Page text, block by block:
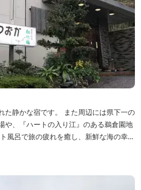
た静かな宿です。 また周辺には県下一の
や、『ハートの入り江』のある鵜倉園地
風呂で旅の疲れを癒し、新鮮な海の幸を
ゆったりと・・のんびりと・・くつろぎ